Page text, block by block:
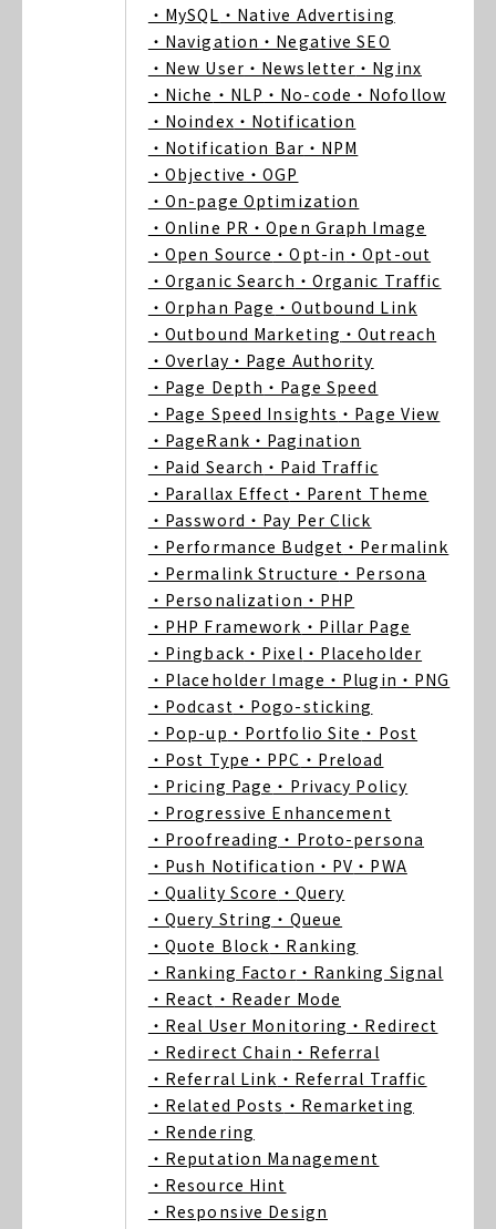
・MySQL ・Native Advertising
・Navigation ・Negative SEO
・New User ・Newsletter ・Nginx
・Niche ・NLP ・No-code ・Nofollow
・Noindex ・Notification
・Notification Bar ・NPM
・Objective ・OGP
・On-page Optimization
・Online PR ・Open Graph Image
・Open Source ・Opt-in ・Opt-out
・Organic Search ・Organic Traffic
・Orphan Page ・Outbound Link
・Outbound Marketing ・Outreach
・Overlay ・Page Authority
・Page Depth ・Page Speed
・Page Speed Insights ・Page View
・PageRank ・Pagination
・Paid Search ・Paid Traffic
・Parallax Effect ・Parent Theme
・Password ・Pay Per Click
・Performance Budget ・Permalink
・Permalink Structure ・Persona
・Personalization ・PHP
・PHP Framework ・Pillar Page
・Pingback ・Pixel ・Placeholder
・Placeholder Image ・Plugin ・PNG
・Podcast ・Pogo-sticking
・Pop-up ・Portfolio Site ・Post
・Post Type ・PPC ・Preload
・Pricing Page ・Privacy Policy
・Progressive Enhancement
・Proofreading ・Proto-persona
・Push Notification ・PV ・PWA
・Quality Score ・Query
・Query String ・Queue
・Quote Block ・Ranking
・Ranking Factor ・Ranking Signal
・React ・Reader Mode
・Real User Monitoring ・Redirect
・Redirect Chain ・Referral
・Referral Link ・Referral Traffic
・Related Posts ・Remarketing
・Rendering
・Reputation Management
・Resource Hint
・Responsive Design